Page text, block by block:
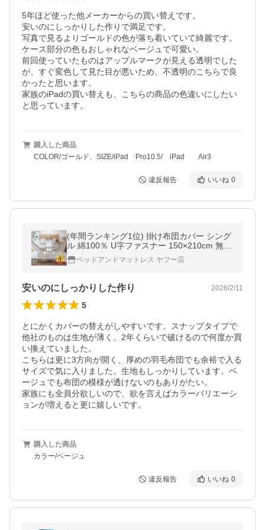
5年ほど使った他メーカーからの買い替えです。
安いのにしっかりした作りで満足です。
写真で見るよりゴールドの色が落ち着いていて綺麗です。
ケース部分の色もおしゃれなベージュで可愛い。
前回使っていたものはアップルマークが見える透明でした
が、すぐ変色して見た目が悪いため、不透明のこちらで良
かったと思います。
家族のiPadの買い替えも、こちらの商品の色違いにしたい
と思っています。
購入した商品
COLOR/ゴールド、SIZE/iPad Pro10.5/ iPad Air3
違反報告 いいね 0
(年間ランキング1位) 掛け布団カバー シング
ル 綿100％ U字ファスナー 150×210cm 無地
洗濯可 掛けふとんカバー 掛けカバー 掛カバ
ー 布団 コットン U07
ベッドアンドマットレス ヤフー店
安いのにしっかりした作り 2026/2/11
5
とにかくカバーの替えがしやすいです。スナップタイプで
他社のものは生地が薄く、2年くらいで破けるので何度か買
い換えていました。
こちらは更に3方向が開く、厚めの羽毛布団でも余裕で入る
サイズで気に入りました。生地もしっかりしています。ベ
ージュでも布団の模様が透けないのもありがたい。
家族にも全員分欲しいので、欲を言えばカラーバリエーシ
ョンが増えると更に嬉しいです。
購入した商品
カラー/ベージュ
違反報告 いいね 0